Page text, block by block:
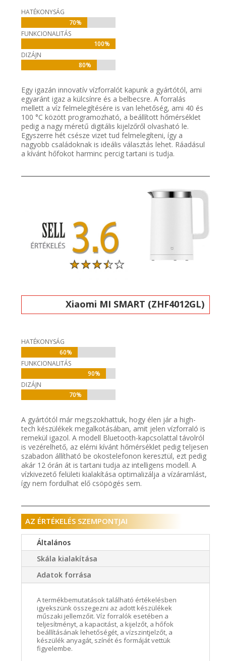
HATÉKONYSÁG
70%
70%
FUNKCIONALITÁS
100%
100%
DIZÁJN
80%
80%
Egy igazán innovatív vízforralót kapunk a gyártótól, ami
egyaránt igaz a külcsínre és a belbecsre. A forralás
mellett a víz felmelegítésére is van lehetőség, ami 40 és
100 °C között programozható, a beállított hőmérséklet
pedig a nagy méretű digitális kijelzőről olvasható le.
Egyszerre hét csésze vizet tud felmelegíteni, így a
nagyobb családoknak is ideális választás lehet. Ráadásul
a kívánt hőfokot harminc percig tartani is tudja.
Xiaomi MI SMART (ZHF4012GL)
HATÉKONYSÁG
60%
60%
FUNKCIONALITÁS
90%
90%
DIZÁJN
70%
70%
A gyártótól már megszokhattuk, hogy élen jár a high-
tech készülékek megalkotásában, amit jelen vízforraló is
remekül igazol. A modell Bluetooth-kapcsolattal távolról
is vezérelhető, az elérni kívánt hőmérséklet pedig teljesen
szabadon állítható be okostelefonon keresztül, ezt pedig
akár 12 órán át is tartani tudja az intelligens modell. A
vízkivezető felületi kialakítása optimalizálja a vízáramlást,
így nem fordulhat elő csöpögés sem.
AZ ÉRTÉKELÉS SZEMPONTJAI
Általános
Skála kialakítása
Adatok forrása
A termékbemutatások található értékelésben
igyekszünk összegezni az adott készülékek
műszaki jellemzőit. Víz forralók esetében a
teljesítményt, a kapacitást, a kijelzőt, a hőfok
beállításának lehetőségét, a vízszintjelzőt, a
készülék anyagát, színét és formáját vettük
figyelembe.